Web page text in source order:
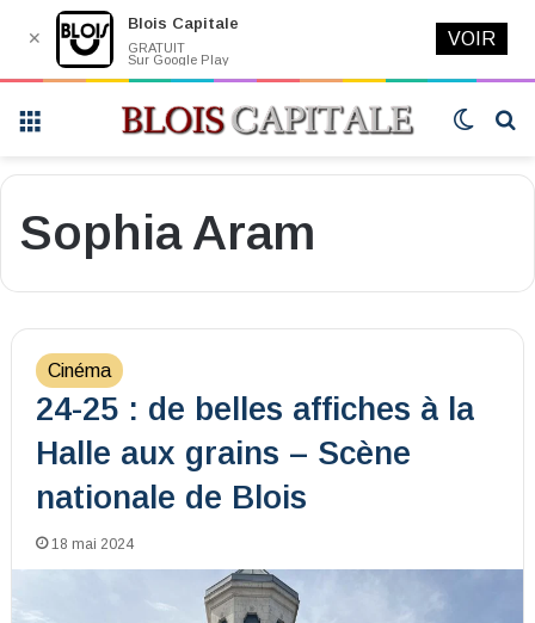
Switch
Sophia Aram
Cinéma
24-25 : de belles affiches à la
Halle aux grains – Scène
nationale de Blois
18 mai 2024
✕
Blois Capitale
GRATUIT
Sur Google Play
VOIR